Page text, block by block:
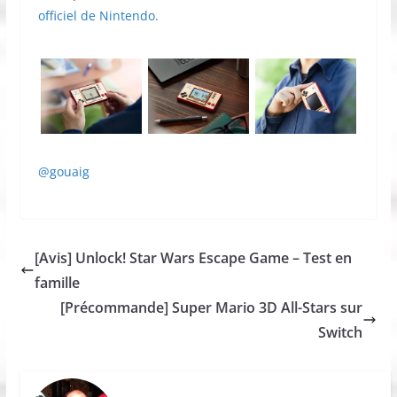
officiel de Nintendo.
@gouaig
[Avis] Unlock! Star Wars Escape Game – Test en
famille
[Précommande] Super Mario 3D All-Stars sur
Switch